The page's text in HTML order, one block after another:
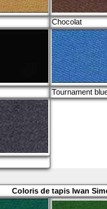
Chocolat
Tournament
Coloris de tapis Iwan